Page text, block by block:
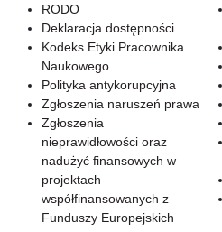
RODO
Deklaracja dostępności
Kodeks Etyki Pracownika
Naukowego
Polityka antykorupcyjna
Zgłoszenia naruszeń prawa
Zgłoszenia
nieprawidłowości oraz
nadużyć finansowych w
projektach
współfinansowanych z
Funduszy Europejskich